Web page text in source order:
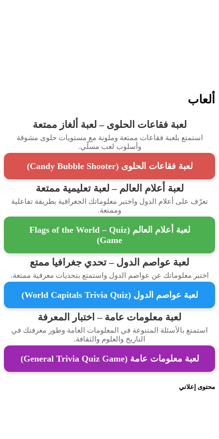
لعبة فقاعات الحلوى – لعبة ألغاز ممتعة
استمتع بلعبة فقاعات ممتعة وملونة مع مستويات حلوى مشوقة
وأسلوب لعب مسلّي.
لعبة فقاعات الحلوى (Candy Bubble Shooter)
لعبة أعلام العالم – لعبة تعليمية ممتعة
على أعلام الدول واختبر معلوماتك الجغرافية بطريقة تفاعلية
وممتعة.
لعبة أعلام العالم (Flags of the World – Quiz
Game)
لعبة عواصم الدول – تحدي جغرافيا ممتع
معلوماتك عن عواصم الدول واستمتع بتحديات معرفية ممتعة.
لعبة عواصم الدول (World Capitals Trivia Quiz)
لعبة معلومات عامة – اختبار المعرفة
بالأسئلة المتنوعة في المعلومات العامة وطور معرفتك في
التاريخ والعلوم والثقافة.
لعبة معلومات عامة (General Trivia Quiz Game)
إعلاني